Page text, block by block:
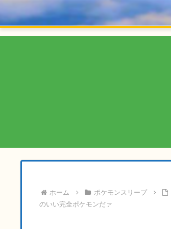
ホーム ポケモンスリープ
のいい完全ポケモンだァ